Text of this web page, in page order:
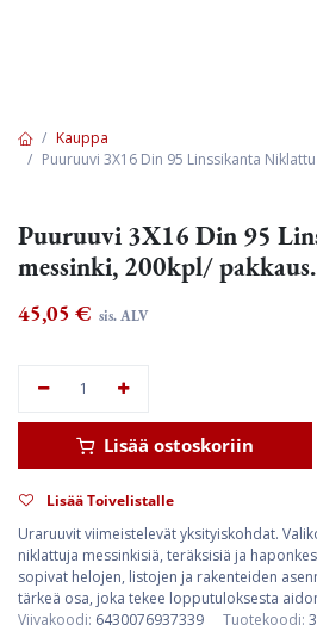
Kauppa
Puuruuvi 3X16 Din 95 Linssikanta
Puuruuvi 3X16 Din 95
messinki, 200kpl/ pakkaus.
45,05 € sis. ALV
Lisää ostoskoriin
Lisää Toivelistalle
Uraruuvit viimeistelevät yksityiskohdat.
niklattuja messinkisiä, teräksisiä ja
sopivat helojen, listojen ja rakenteiden
tärkeä osa, joka tekee lopputuloksesta
Viivakoodi: 6430076937339 Tuotekoodi: